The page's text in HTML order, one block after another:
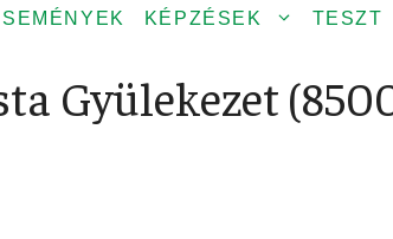
KÉPZÉSEK TESZT
Gyülekezet